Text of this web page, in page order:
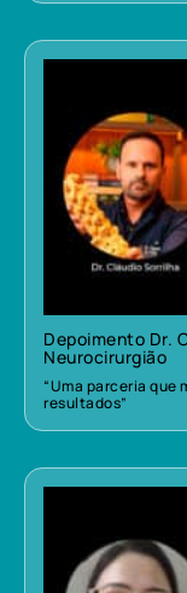
Depoimento Dr.
Neurocirurgião
“Uma parceria que
resultados”